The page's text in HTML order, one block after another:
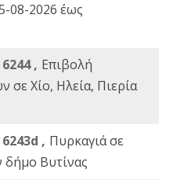
08-2026 έως
, Επιβολή
σε Χίο, Ηλεία, Πιερία
, Πυρκαγιά σε
δήμο Βυτίνας